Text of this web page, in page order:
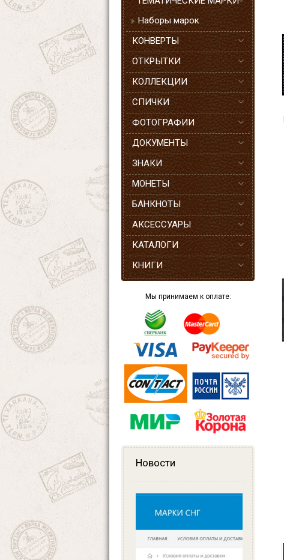
Наборы марок
КОНВЕРТЫ
ОТКРЫТКИ
КОЛЛЕКЦИИ
СПИЧКИ
ФОТОГРАФИИ
ДОКУМЕНТЫ
ЗНАКИ
МОНЕТЫ
БАНКНОТЫ
АКСЕССУАРЫ
КАТАЛОГИ
КНИГИ
Мы принимаем к оплате:
Новости